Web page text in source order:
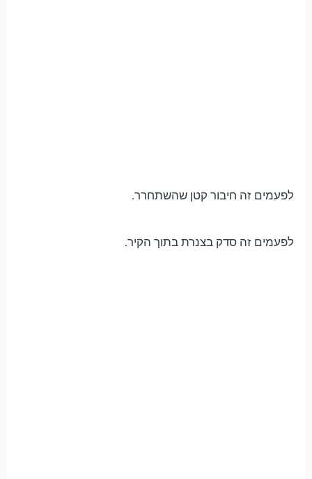
לפעמים זה חיבור קטן שהשתחרר.
לפעמים זה סדק בצנרת בתוך הקיר.